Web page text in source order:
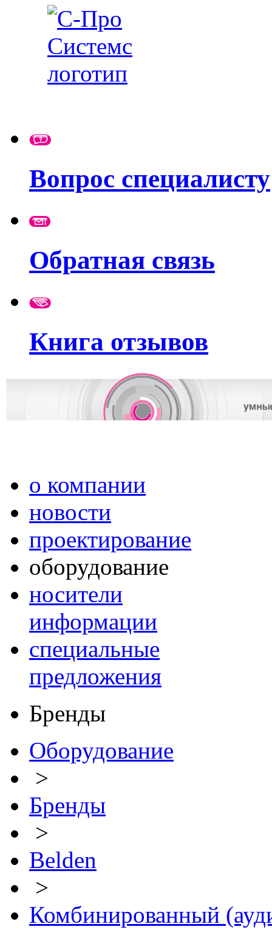
Вопрос специалисту
Обратная связь
Книга отзывов
о компании
новости
проектирование
оборудование
носители
информации
специальные
предложения
Бренды
Оборудование
>
Бренды
>
Belden
>
Комбинированный